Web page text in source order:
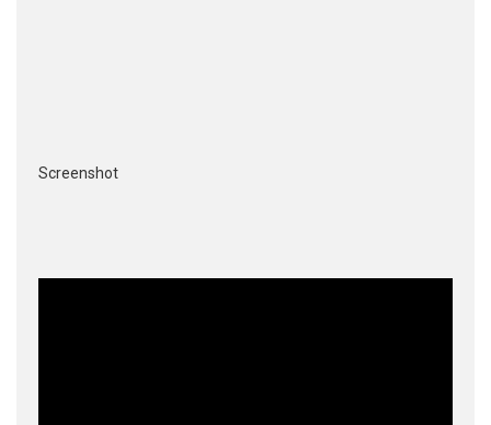
Screenshot